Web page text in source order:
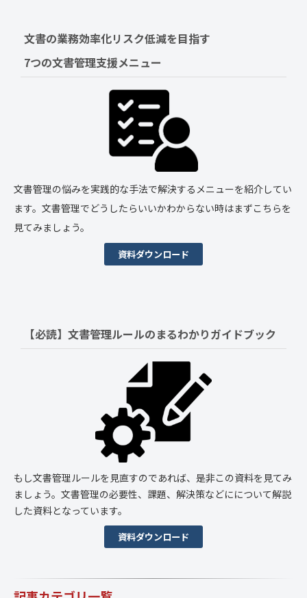
文書の業務効率化リスク低減を目指す
7つの文書管理支援メニュー
文書管理の悩みを実践的な手法で解決するメニューを紹介してい
ます。文書管理でどうしたらいいかわからない時はまずこちらを
見てみましょう。
資料ダウンロード
【必読】文書管理ルールのまるわかりガイドブック
もし文書管理ルールを見直すのであれば、是非この資料を見てみ
ましょう。文書管理の必要性、課題、解決策などにについて解説
した資料となっています。
資料ダウンロード